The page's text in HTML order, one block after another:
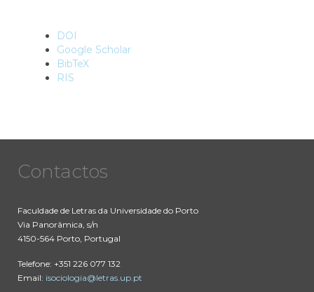
DOI
Google Scholar
BibTeX
RIS
Contactos
Faculdade de Letras da Universidade do Porto
Via Panorâmica, s/n
4150-564 Porto, Portugal
Telefone: +351 226 077 132
Email: isociologia@letras.up.pt